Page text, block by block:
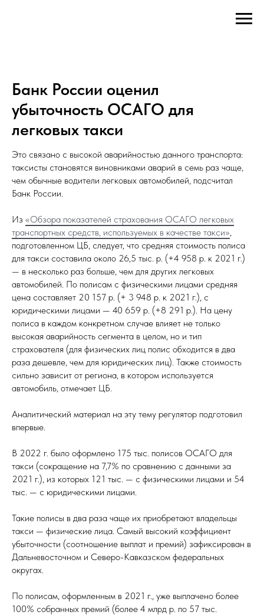
Банк России оценил
убыточность ОСАГО для
легковых такси
Это связано с высокой аварийностью данного транспорта:
таксисты становятся виновниками аварий в семь раз чаще,
чем обычные водители легковых автомобилей, подсчитал
Банк России.
Из «Обзора показателей страхования ОСАГО легковых
транспортных средств, используемых в качестве такси»,
подготовленном ЦБ, следует, что средняя стоимость полиса
для такси составила около 26,5 тыс. р. (+4 958 р. к 2021 г.)
— в несколько раз больше, чем для других легковых
автомобилей. По полисам с физическими лицами средняя
цена составляет 20 157 р. (+ 3 948 р. к 2021 г.), с
юридическими лицами — 40 659 р. (+8 291 р.). На цену
полиса в каждом конкретном случае влияет не только
высокая аварийность сегмента в целом, но и тип
страхователя (для физических лиц полис обходится в два
раза дешевле, чем для юридических лиц). Также стоимость
сильно зависит от региона, в котором используется
автомобиль, отмечает ЦБ.
Аналитический материал на эту тему регулятор подготовил
впервые.
В 2022 г. было оформлено 175 тыс. полисов ОСАГО для
такси (сокращение на 7,7% по сравнению с данными за
2021 г.), из которых 121 тыс. — с физическими лицами и 54
тыс. — с юридическими лицами.
Такие полисы в два раза чаще их приобретают владельцы
такси — физические лица. Самый высокий коэффициент
убыточности (соотношение выплат и премий) зафиксирован в
Дальневосточном и Северо-Кавказском федеральных
округах.
По полисам, оформленным в 2021 г., уже выплачено более
100% собранных премий (более 4 млрд р. по 57 тыс.